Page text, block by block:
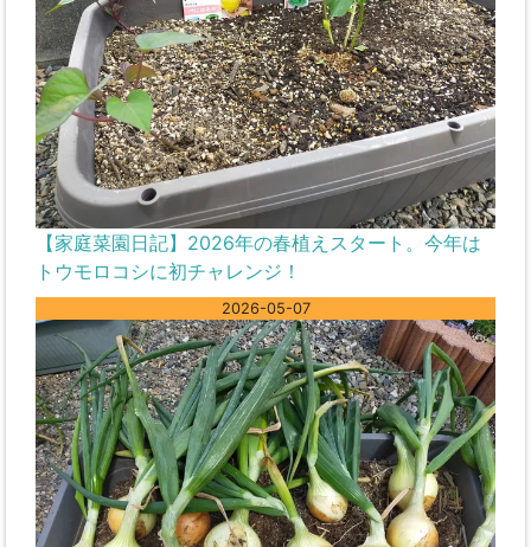
【家庭菜園日記】2026年の春植えスタート。今年は
トウモロコシに初チャレンジ！
2026-05-07